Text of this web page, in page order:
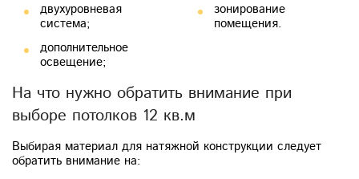
двухуровневая
система;
дополнительное
освещение;
зонирование
помещения.
На что нужно обратить внимание при
выборе потолков 12 кв.м
Выбирая материал для натяжной конструкции следует
обратить внимание на: